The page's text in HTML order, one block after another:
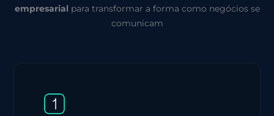
empresarial para transformar a forma como negócios se
comunicam